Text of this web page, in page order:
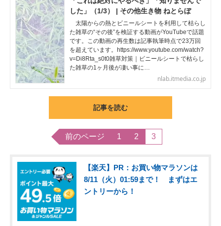
した」（1/3） | その他生き物 ねとらぼ
太陽からの熱とビニールシートを利用して枯らし
た雑草の“その後”を検証する動画がYouTubeで話題
です。この動画の再生数は記事執筆時点で23万回
を超えています。https://www.youtube.com/watch?
v=Di8Rta_s0t0雑草対策｜ビニールシートで枯らし
た雑草の1ヶ月後が凄い事に…
nlab.itmedia.co.jp
記事を読む
前のページ 1 2 3
【楽天】PR：お買い物マラソンは
8/11（火）01:59まで！ まずはエ
ントリーから！